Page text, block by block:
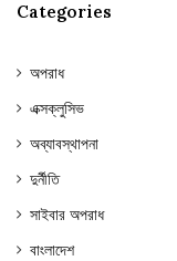
Categories
অপরাধ
এক্সক্লুসিভ
অব্যাবস্থাপনা
দুর্নীতি
সাইবার অপরাধ
বাংলাদেশ